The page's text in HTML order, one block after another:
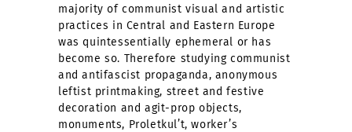
majority of communist visual and artistic
practices in Central and Eastern Europe
was quintessentially ephemeral or has
become so. Therefore studying communist
and antifascist propaganda, anonymous
leftist printmaking, street and festive
decoration and agit-prop objects,
monuments, Proletkul’t, worker’s